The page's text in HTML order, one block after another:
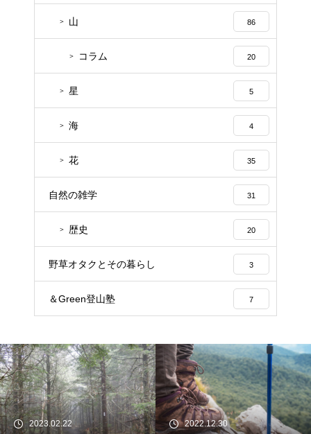
山 86
コラム 20
星 5
海 4
花 35
自然の雑学 31
歴史 20
野草オタクとその暮らし 3
＆Green登山塾 7
2023.02.22
2022.12.30